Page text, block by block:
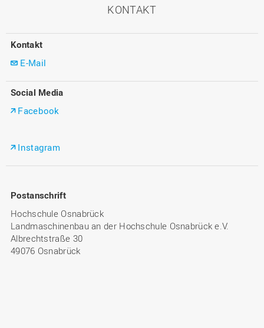
KONTAKT
Kontakt
E-Mail
Social Media
Facebook
Instagram
Postanschrift
Hochschule Osnabrück
Landmaschinenbau an der Hochschule Osnabrück e.V.
Albrechtstraße 30
49076 Osnabrück